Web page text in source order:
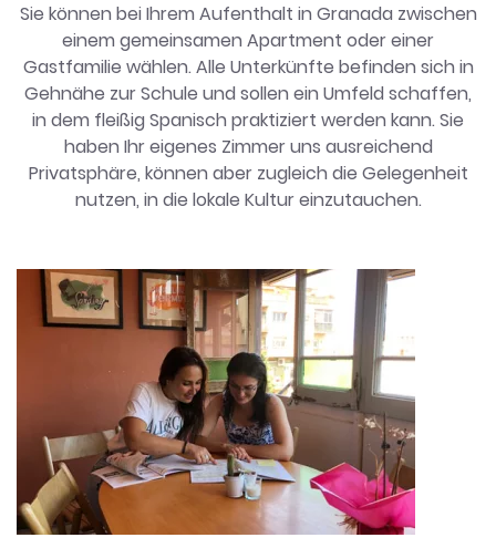
Sie können bei Ihrem Aufenthalt in Granada zwischen
einem gemeinsamen Apartment oder einer
Gastfamilie wählen. Alle Unterkünfte befinden sich in
Gehnähe zur Schule und sollen ein Umfeld schaffen,
in dem fleißig Spanisch praktiziert werden kann. Sie
haben Ihr eigenes Zimmer uns ausreichend
Privatsphäre, können aber zugleich die Gelegenheit
nutzen, in die lokale Kultur einzutauchen.